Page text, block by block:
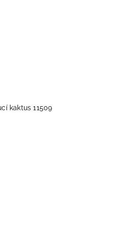
kaktus 11509